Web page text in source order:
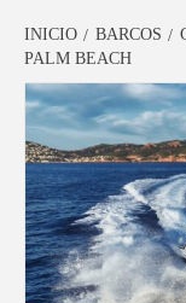
INICIO BARCOS
PALM BEACH